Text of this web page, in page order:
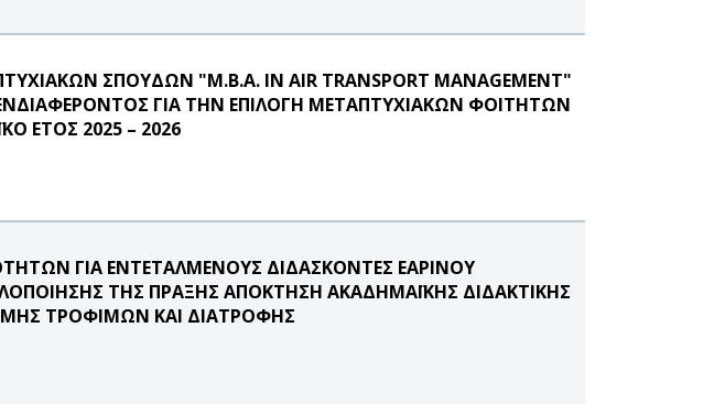
ΣΠΟΥΔΩΝ "M.B.A. IN AIR TRANSPORT MANAGEMENT"
ΓΙΑ ΤΗΝ ΕΠΙΛΟΓΗ ΜΕΤΑΠΤΥΧΙΑΚΩΝ ΦΟΙΤΗΤΩΝ
ΕΤΟΣ 2025 – 2026
ΓΙΑ ΕΝΤΕΤΑΛΜΕΝΟΥΣ ΔΙΔΑΣΚΟΝΤΕΣ ΕΑΡΙΝΟΥ
ΤΗΣ ΠΡΑΞΗΣ ΑΠΟΚΤΗΣΗ ΑΚΑΔΗΜΑΪΚΗΣ ΔΙΔΑΚΤΙΚΗΣ
ΤΡΟΦΙΜΩΝ ΚΑΙ ΔΙΑΤΡΟΦΗΣ